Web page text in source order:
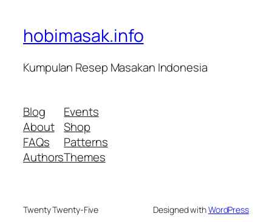
hobimasak.info
Kumpulan Resep Masakan Indonesia
Blog
About
FAQs
Authors
Events
Shop
Patterns
Themes
Twenty Twenty-Five Designed withWordPress